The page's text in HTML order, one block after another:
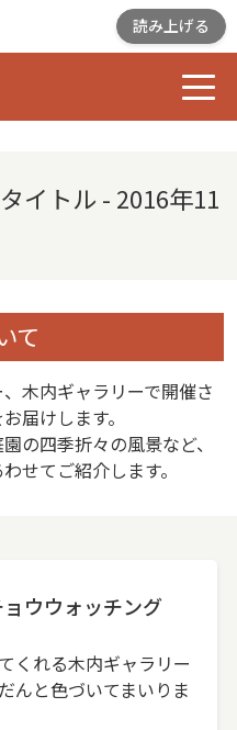
読み上げる
GARDEN
イトル - 2016年11
て
木内ギャラリーで開催さ
届けします。
の四季折々の風景など、
せてご紹介します。
ウウォッチング
くれる木内ギャラリー
んと色づいてまいりま